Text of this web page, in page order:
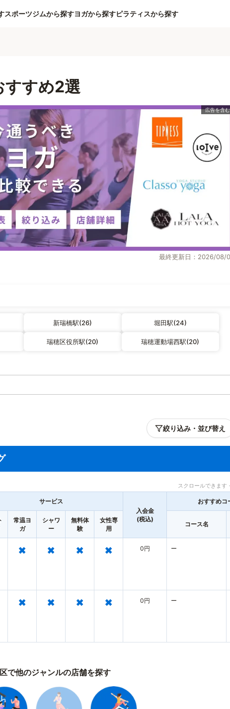
スポーツジムから探すヨガから探すピラティスから探す
すすめ2選
最終更新日：2026/08/
新瑞橋駅(26) 堀田駅(24)
瑞穂区役所駅(20) 瑞穂運動場西駅(20)
絞り込み・並び替え
スクロールできます
サービス
入会金
(税込)
おすすめコ
常温ヨ
ガ
シャワ
ー
無料体
験
女性専
用
コース名
× × × × 0円 ー
× × × × 0円 ー
で他のジャンルの店舗を探す